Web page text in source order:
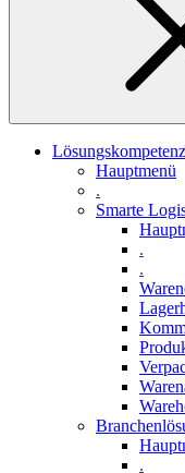
Lösungskompetenz
Hauptmenü
.
Smarte
.
.
.